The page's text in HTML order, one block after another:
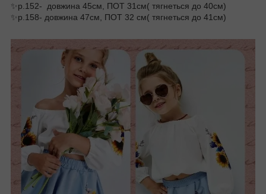
✨️р.152- довжина 45см, ПОТ 31см( тягнеться до 40см)
✨️р.158- довжина 47см, ПОТ 32 см( тягнеться до 41см)